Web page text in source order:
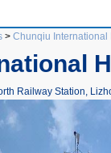
> Chunqiu International
Railway Station,